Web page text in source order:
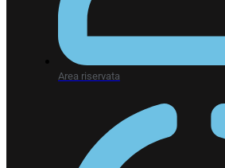
Area riservata